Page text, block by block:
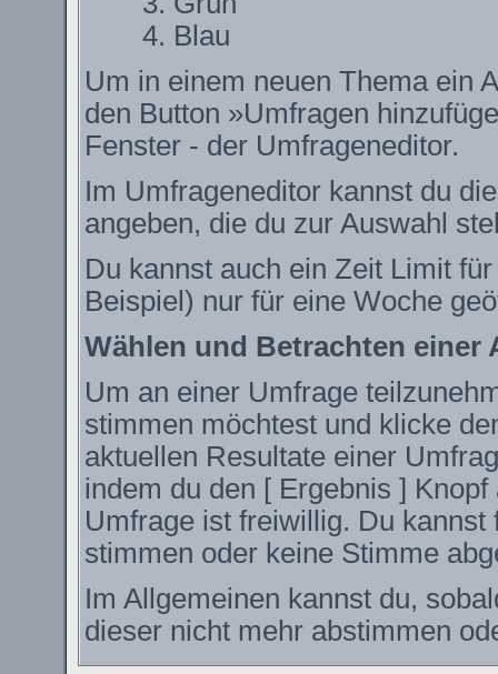
Blau
Um in einem neuen Thema ein
den Button »Umfragen
Fenster - der Umfrageneditor.
Im Umfrageneditor kannst du
angeben, die du zur Auswahl
Du kannst auch ein Zeit Limit
Beispiel) nur für eine Woche
Wählen und Betrachten einer
Um an einer Umfrage
stimmen möchtest und klicke
aktuellen Resultate einer
indem du den [ Ergebnis ]
Umfrage ist freiwillig. Du
stimmen oder keine Stimme
Im Allgemeinen kannst du,
dieser nicht mehr abstimmen